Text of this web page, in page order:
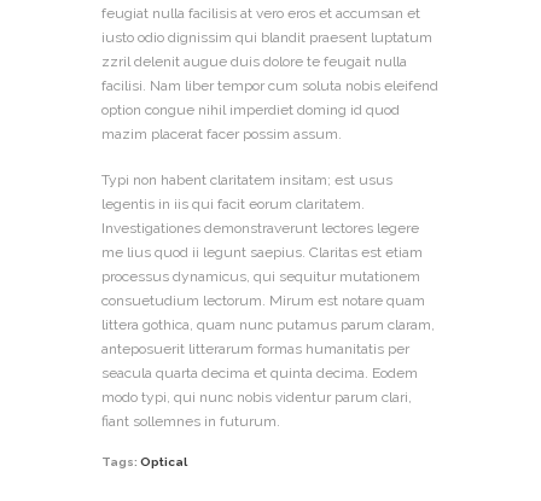
feugiat nulla facilisis at vero eros et accumsan et
iusto odio dignissim qui blandit praesent luptatum
zzril delenit augue duis dolore te feugait nulla
facilisi. Nam liber tempor cum soluta nobis eleifend
option congue nihil imperdiet doming id quod
mazim placerat facer possim assum.
Typi non habent claritatem insitam; est usus
legentis in iis qui facit eorum claritatem.
Investigationes demonstraverunt lectores legere
me lius quod ii legunt saepius. Claritas est etiam
processus dynamicus, qui sequitur mutationem
consuetudium lectorum. Mirum est notare quam
littera gothica, quam nunc putamus parum claram,
anteposuerit litterarum formas humanitatis per
seacula quarta decima et quinta decima. Eodem
modo typi, qui nunc nobis videntur parum clari,
fiant sollemnes in futurum.
Tags: Optical